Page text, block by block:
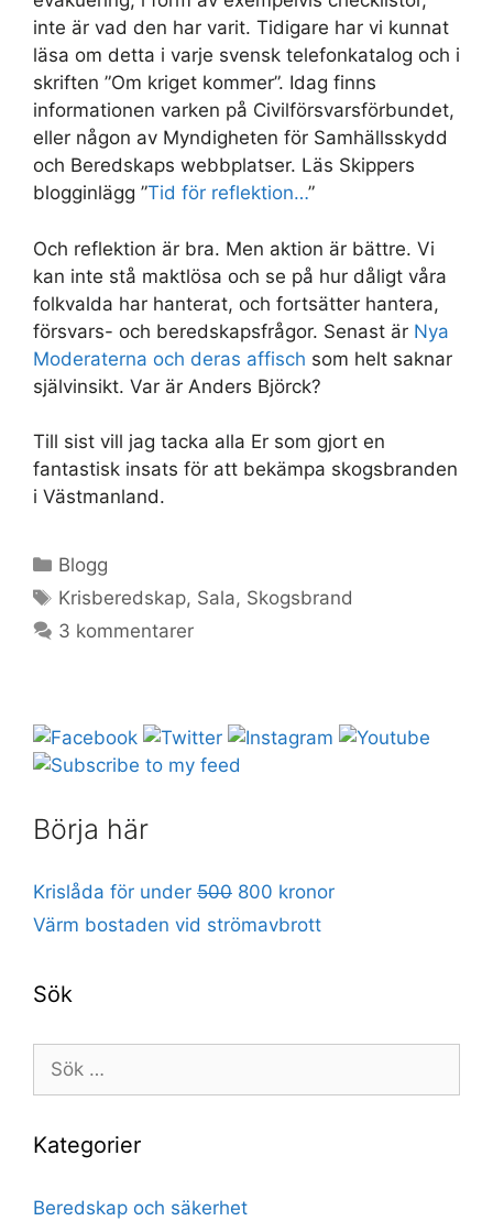
inte är vad den har varit. Tidigare har vi kunnat
läsa om detta i varje svensk telefonkatalog och i
skriften ”Om kriget kommer”. Idag finns
informationen varken på Civilförsvarsförbundet,
eller någon av Myndigheten för Samhällsskydd
och Beredskaps webbplatser. Läs Skippers
blogginlägg ”Tid för reflektion…”
Och reflektion är bra. Men aktion är bättre. Vi
kan inte stå maktlösa och se på hur dåligt våra
folkvalda har hanterat, och fortsätter hantera,
försvars- och beredskapsfrågor. Senast är Nya
Moderaterna och deras affisch som helt saknar
självinsikt. Var är Anders Björck?
Till sist vill jag tacka alla Er som gjort en
fantastisk insats för att bekämpa skogsbranden
i Västmanland.
Kategorier
Blogg
Etiketter
Krisberedskap, Sala, Skogsbrand
3 kommentarer
Börja här
Krislåda för under 500 800 kronor
Värm bostaden vid strömavbrott
Sök
Sök
efter:
Kategorier
Beredskap och säkerhet